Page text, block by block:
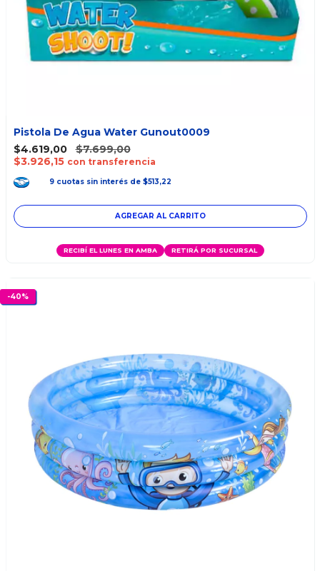
Pistola De Agua Water Gunout0009
$4.619,00
$7.699,00
$3.926,15 con transferencia
9 cuotas sin interés de $513,22
RECIBÍ EL LUNES EN AMBA RETIRÁ POR SUCURSAL
-40%